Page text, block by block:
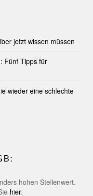
jetzt wissen müssen
Fünf Tipps für
wieder eine schlechte
hohen Stellenwert.
hier.